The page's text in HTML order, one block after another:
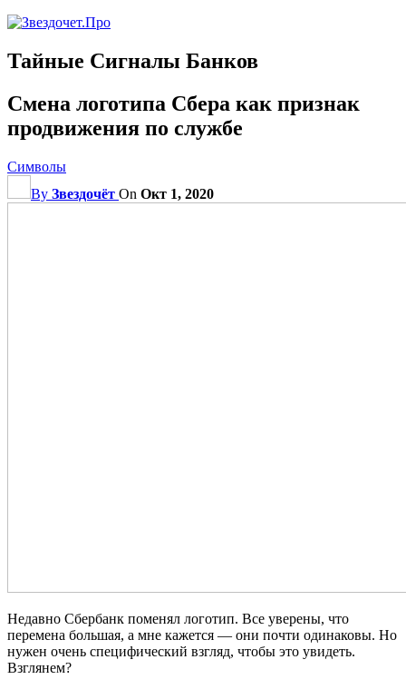
Тайные Сигналы Банков
Смена логотипа Сбера как признак
продвижения по службе
Символы
By Звездочёт On Окт 1, 2020
Недавно Сбербанк поменял логотип. Все уверены, что
перемена большая, а мне кажется — они почти одинаковы. Но
нужен очень специфический взгляд, чтобы это увидеть.
Взглянем?